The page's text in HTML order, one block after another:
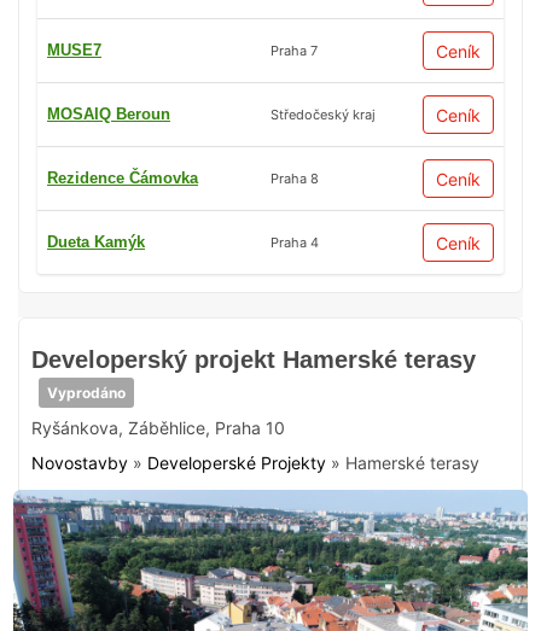
Developerský projekt Hamerské terasy
Vyprodáno
Ryšánkova, Záběhlice, Praha 10
Novostavby » Developerské Projekty » Hamerské terasy
MUSE7 Praha 7 Ceník
MOSAIQ Beroun Středočeský kraj Ceník
Rezidence Čámovka Praha 8 Ceník
Dueta Kamýk Praha 4 Ceník